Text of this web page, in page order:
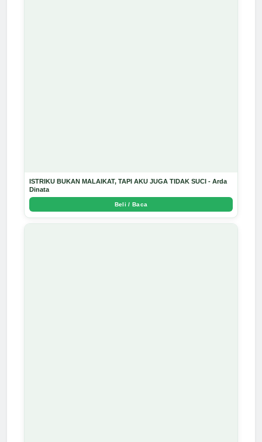
ISTRIKU BUKAN MALAIKAT, TAPI AKU JUGA TIDAK SUCI - Arda
Dinata
Beli / Baca